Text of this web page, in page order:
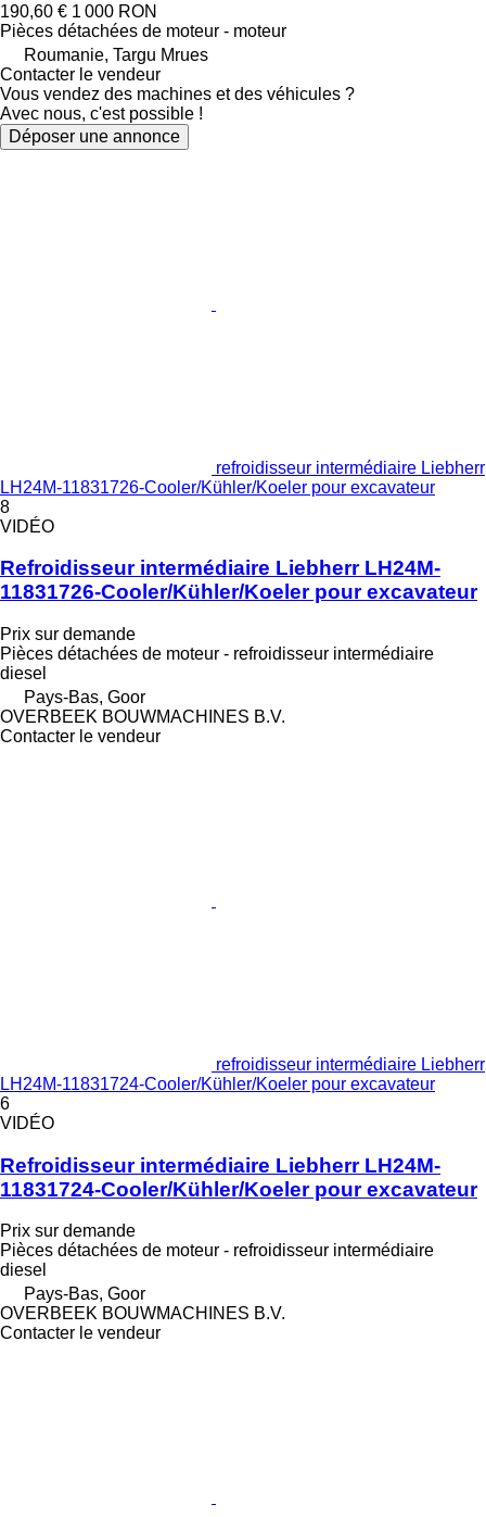
190,60 € 1 000 RON
Pièces détachées de moteur - moteur
Roumanie, Targu Mrues
Contacter le vendeur
Vous vendez des machines et des véhicules ?
Avec nous, c'est possible !
Déposer une annonce
refroidisseur intermédiaire Liebherr
LH24M-11831726-Cooler/Kühler/Koeler pour excavateur
8
VIDÉO
Refroidisseur intermédiaire Liebherr LH24M-
11831726-Cooler/Kühler/Koeler pour excavateur
Prix sur demande
Pièces détachées de moteur - refroidisseur intermédiaire
diesel
Pays-Bas, Goor
OVERBEEK BOUWMACHINES B.V.
Contacter le vendeur
refroidisseur intermédiaire Liebherr
LH24M-11831724-Cooler/Kühler/Koeler pour excavateur
6
VIDÉO
Refroidisseur intermédiaire Liebherr LH24M-
11831724-Cooler/Kühler/Koeler pour excavateur
Prix sur demande
Pièces détachées de moteur - refroidisseur intermédiaire
diesel
Pays-Bas, Goor
OVERBEEK BOUWMACHINES B.V.
Contacter le vendeur